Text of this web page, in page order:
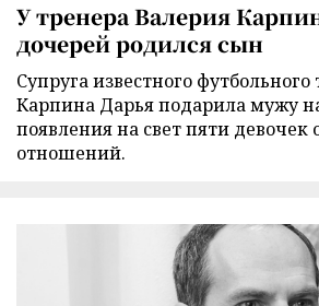
У тренера Валерия
дочерей родился сын
Супруга известного
Карпина Дарья подарила мужу
появления на свет пяти девочек
отношений.